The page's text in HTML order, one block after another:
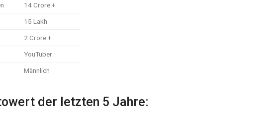
14 Crore +
15 Lakh
2 Crore +
YouTuber
Männlich
der letzten 5 Jahre: